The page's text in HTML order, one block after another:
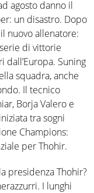
agosto danno il
un disastro. Dopo
nuovo allenatore:
di vittorie
Suning
squadra, anche
Il tecnico
Borja Valero e
tra sogni
Champions:
per Thohir.
presidenza Thohir?
I lunghi